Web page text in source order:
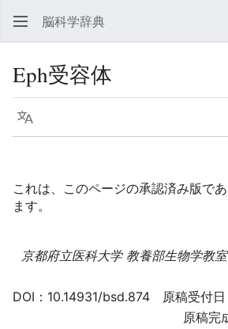
脳科学辞典
Eph受容体
言語
これは、このページの承認済み版で
ます。
京都府立医科大学 教養部生物学教
DOI： 10.14931/bsd.874 原稿受付
原稿完